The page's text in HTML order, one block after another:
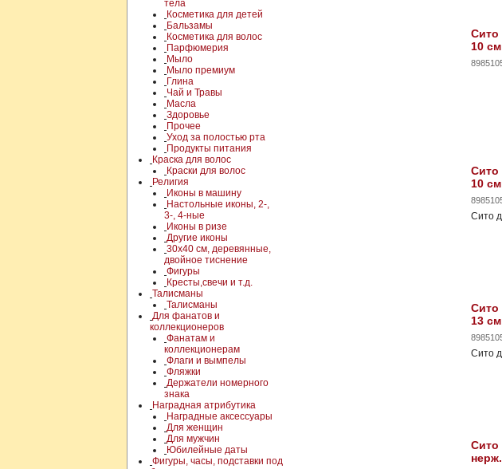
тела
Косметика для детей
Бальзамы
Косметика для волос
Парфюмерия
Мыло
Мыло премиум
Глина
Чай и Травы
Масла
Здоровье
Прочее
Уход за полостью рта
Продукты питания
Краска для волос
Краски для волос
Религия
Иконы в машину
Настольные иконы, 2-,
3-, 4-ные
Иконы в ризе
Другие иконы
30x40 см, деревянные,
двойное тиснение
Фигуры
Кресты,свечи и т.д.
Талисманы
Талисманы
Для фанатов и
коллекционеров
Фанатам и
коллекционерам
Флаги и вымпелы
Фляжки
Держатели номерного
знака
Наградная атрибутика
Наградные аксессуары
Для женщин
Для мужчин
Юбилейные даты
Фигуры, часы, подставки под
Сито
10 см
Сито
10 см
Сито
Сито
13 см
Сито
Сито